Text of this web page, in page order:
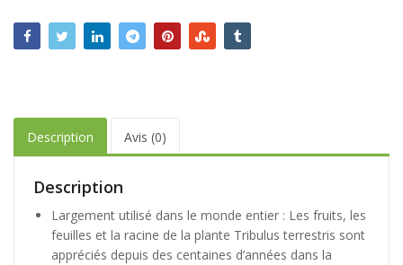
Description Avis (0)
Description
Largement utilisé dans le monde entier : Les fruits, les
feuilles et la racine de la plante Tribulus terrestris sont
appréciés depuis des centaines d’années dans la